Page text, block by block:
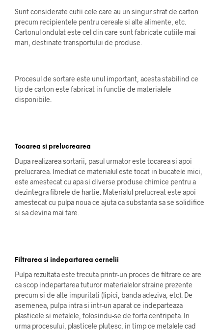
Sunt considerate cutii cele care au un singur strat de carton
precum recipientele pentru cereale si alte alimente, etc.
Cartonul ondulat este cel din care sunt fabricate cutiile mai
mari, destinate transportului de produse.
Procesul de sortare este unul important, acesta stabilind ce
tip de carton este fabricat in functie de materialele
disponibile.
Tocarea si prelucrearea
Dupa realizarea sortarii, pasul urmator este tocarea si apoi
prelucrarea. Imediat ce materialul este tocat in bucatele mici,
este amestecat cu apa si diverse produse chimice pentru a
dezintegra fibrele de hartie. Materialul prelucreat este apoi
amestecat cu pulpa noua ce ajuta ca substanta sa se solidifice
si sa devina mai tare.
Filtrarea si indepartarea cernelii
Pulpa rezultata este trecuta printr-un proces de filtrare ce are
ca scop indepartarea tuturor materialelor straine prezente
precum si de alte impuritati (lipici, banda adeziva, etc). De
asemenea, pulpa intra si intr-un aparat ce indeparteaza
plasticele si metalele, folosindu-se de forta centripeta. In
urma procesului, plasticele plutesc, in timp ce metalele cad